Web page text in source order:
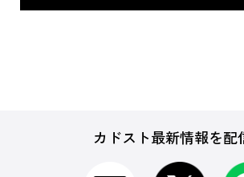
カドスト最新情報を配